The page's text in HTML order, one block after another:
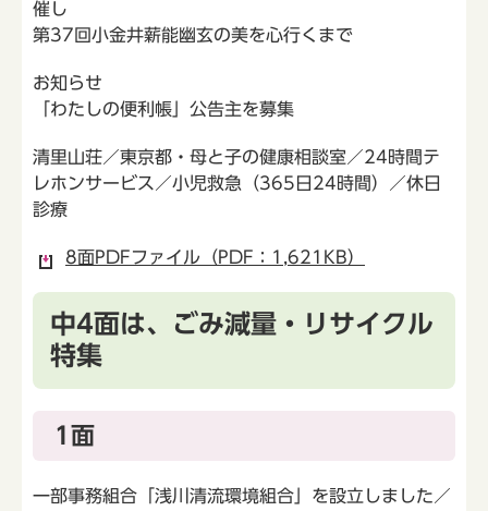
催し
第37回小金井薪能幽玄の美を心行くまで
お知らせ
「わたしの便利帳」公告主を募集
清里山荘／東京都・母と子の健康相談室／24時間テ
レホンサービス／小児救急（365日24時間）／休日
診療
8面PDFファイル（PDF：1,621KB）
中4面は、ごみ減量・リサイクル
特集
1面
一部事務組合「浅川清流環境組合」を設立しました／